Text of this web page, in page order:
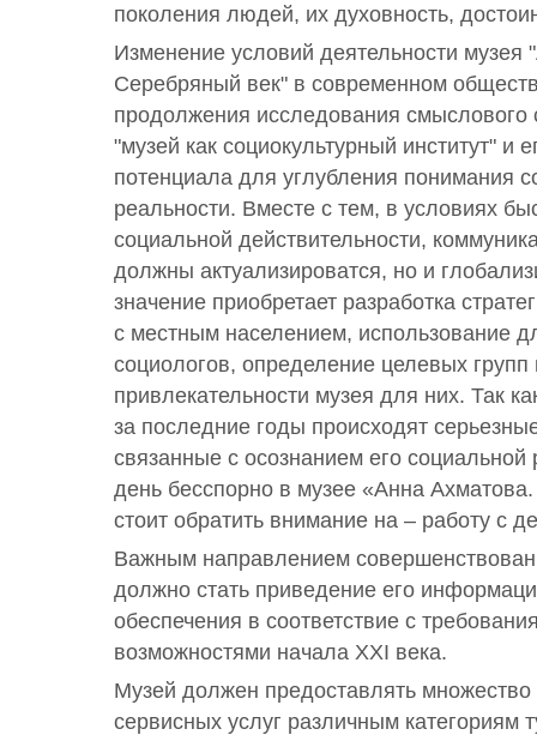
поколения людей, их духовность,
Изменение условий деятельности музея
Серебряный век" в современном
продолжения исследования смыслового
"музей как социокультурный институт" и
потенциала для углубления понимания
реальности. Вместе с тем, в условиях
социальной действительности,
должны актуализироватся, но и
значение приобретает разработка
с местным населением, использование
социологов, определение целевых
привлекательности музея для них. Так
за последние годы происходят
связанные с осознанием его
день бесспорно в музее «Анна
стоит обратить внимание на – работу с
Важным направлением
должно стать приведение его
обеспечения в соответствие с
возможностями начала XXI века.
Музей должен предоставлять множество
сервисных услуг различным категориям